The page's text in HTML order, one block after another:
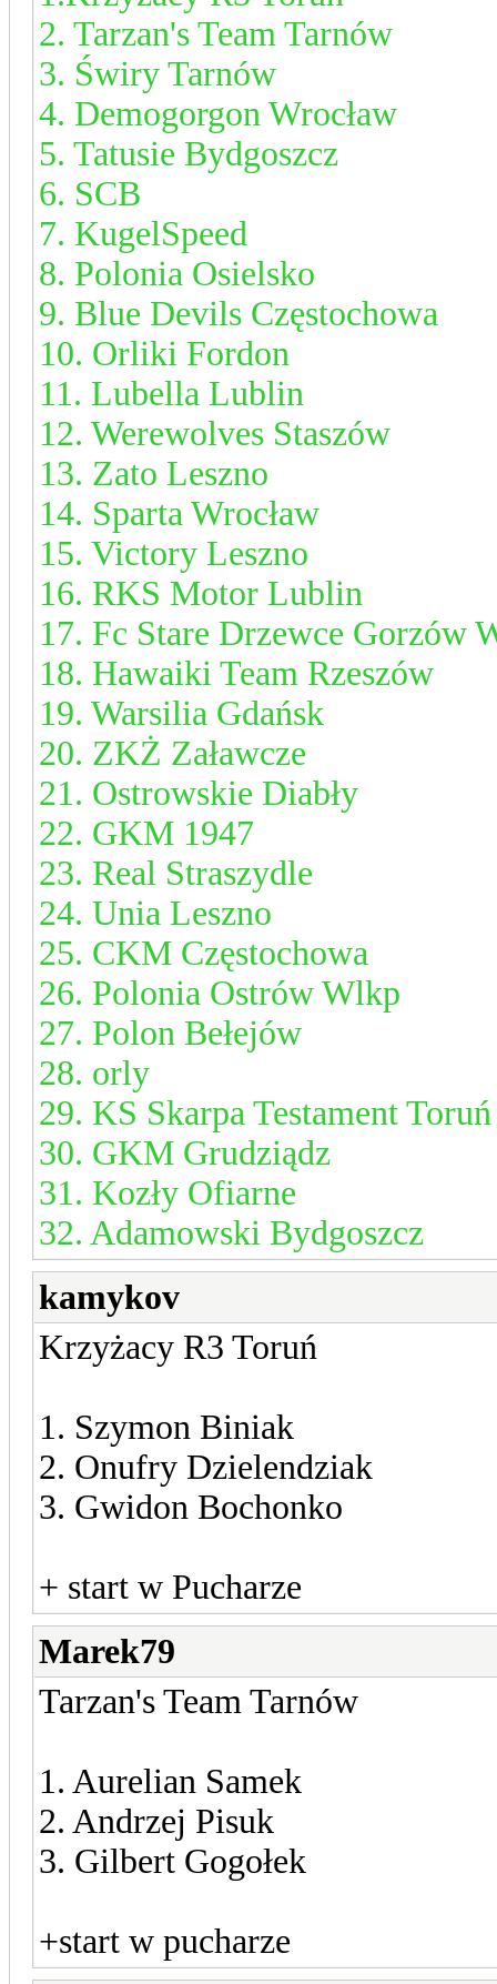
2. Tarzan's Team Tarnów
3. Świry Tarnów
4. Demogorgon Wrocław
5. Tatusie Bydgoszcz
6. SCB
7. KugelSpeed
8. Polonia Osielsko
9. Blue Devils Częstochowa
10. Orliki Fordon
11. Lubella Lublin
12. Werewolves Staszów
13. Zato Leszno
14. Sparta Wrocław
15. Victory Leszno
16. RKS Motor Lublin
17. Fc Stare Drzewce Gorzów
18. Hawaiki Team Rzeszów
19. Warsilia Gdańsk
20. ZKŻ Załawcze
21. Ostrowskie Diabły
22. GKM 1947
23. Real Straszydle
24. Unia Leszno
25. CKM Częstochowa
26. Polonia Ostrów Wlkp
27. Polon Bełejów
28. orly
29. KS Skarpa Testament Toruń
30. GKM Grudziądz
31. Kozły Ofiarne
32. Adamowski Bydgoszcz
kamykov
Krzyżacy R3 Toruń
1. Szymon Biniak
2. Onufry Dzielendziak
3. Gwidon Bochonko
+ start w Pucharze
Marek79
Tarzan's Team Tarnów
1. Aurelian Samek
2. Andrzej Pisuk
3. Gilbert Gogołek
+start w pucharze